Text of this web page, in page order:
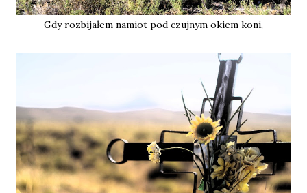
Gdy rozbijałem namiot pod czujnym okiem koni,